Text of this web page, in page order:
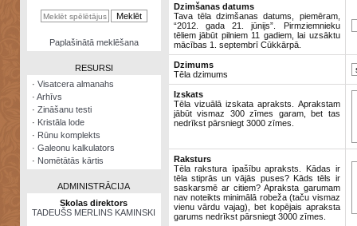
kalkulators
NomētātāsPaplašinātā meklēšana
RESURSI
· Visatcera almanahs
· Arhīvs
· Zināšanu testi
· Kristāla lode
· Rūnu komplekts
· Galeonu kalkulators
· Nomētātās kārtis
ADMINISTRĀCIJA
Skolas direktors
TADEUŠS MERLINS KAMINSKI
Dzimšanas datums
Tava tēla dzimšanas datums, piemēram,
“2012. gada 21. jūnijs”. Pirmziemnieku
tēliem jābūt pilniem 11 gadiem, lai uzsāktu
mācības 1. septembrī Cūkkārpā.
Dzimums
Tēla dzimums
Izskats
Tēla vizuālā izskata apraksts. Aprakstam
jābūt vismaz 300 zīmes garam, bet tas
nedrīkst pārsniegt 3000 zīmes.
Raksturs
Tēla rakstura īpašību apraksts. Kādas ir
tēla stiprās un vājās puses? Kāds tēls ir
saskarsmē ar citiem? Apraksta garumam
nav noteikts minimālā robeža (taču vismaz
vienu vārdu vajag), bet kopējais apraksta
garums nedrīkst pārsniegt 3000 zīmes.